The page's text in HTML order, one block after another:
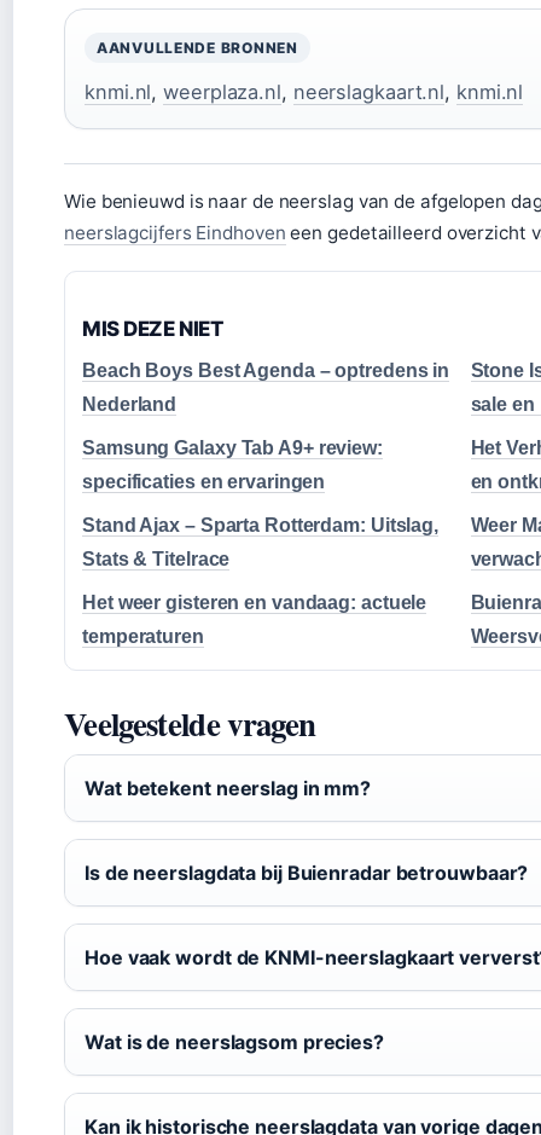
AANVULLENDE BRONNEN
knmi.nl,weerplaza.nl, neerslagkaart.nl, knmi.nl
Wie benieuwd is naar de neerslag van de afgelopen
neerslagcijfers Eindhoven een gedetailleerd overzicht
MIS DEZE NIET
Beach Boys Best Agenda – optredens in
Nederland
Stone
sale
Samsung Galaxy Tab A9+ review:
specificaties en ervaringen
Het
en
Stand Ajax – Sparta Rotterdam: Uitslag,
Stats & Titelrace
Weer
Het weer gisteren en vandaag: actuele
temperaturen
Veelgestelde vragen
Wat betekent neerslag in mm?
Is de neerslagdata bij Buienradar betrouwbaar?
Hoe vaak wordt de KNMI-neerslagkaart
Wat is de neerslagsom precies?
Kan ik historische neerslagdata van vorige